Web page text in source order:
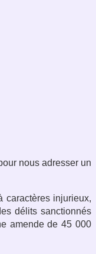
nous adresser un
caractères injurieux,
délits sanctionnés
amende de 45 000